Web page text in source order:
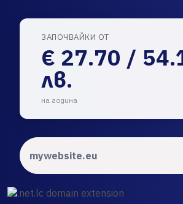
ЗАПОЧВАЙКИ ОТ
€ 27.70 /
лв.
на година